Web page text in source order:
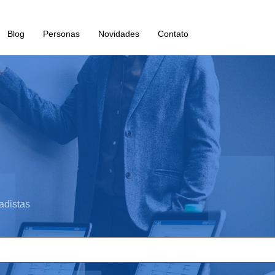
Blog Personas Novidades Contato